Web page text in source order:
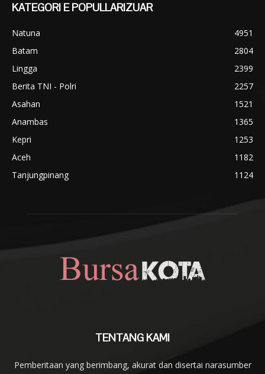
KATEGORI E POPULLARIZUAR
Natuna
4951
Batam
2804
Lingga
2399
Berita TNI - Polri
2257
Asahan
1521
Anambas
1365
Kepri
1253
Aceh
1182
Tanjungpinang
1124
TENTANG KAMI
Pemberitaan yang berimbang, akurat dan disertai narasumber